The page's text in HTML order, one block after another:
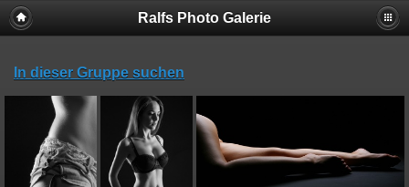
Ralfs Photo Galerie
In dieser Gruppe suchen